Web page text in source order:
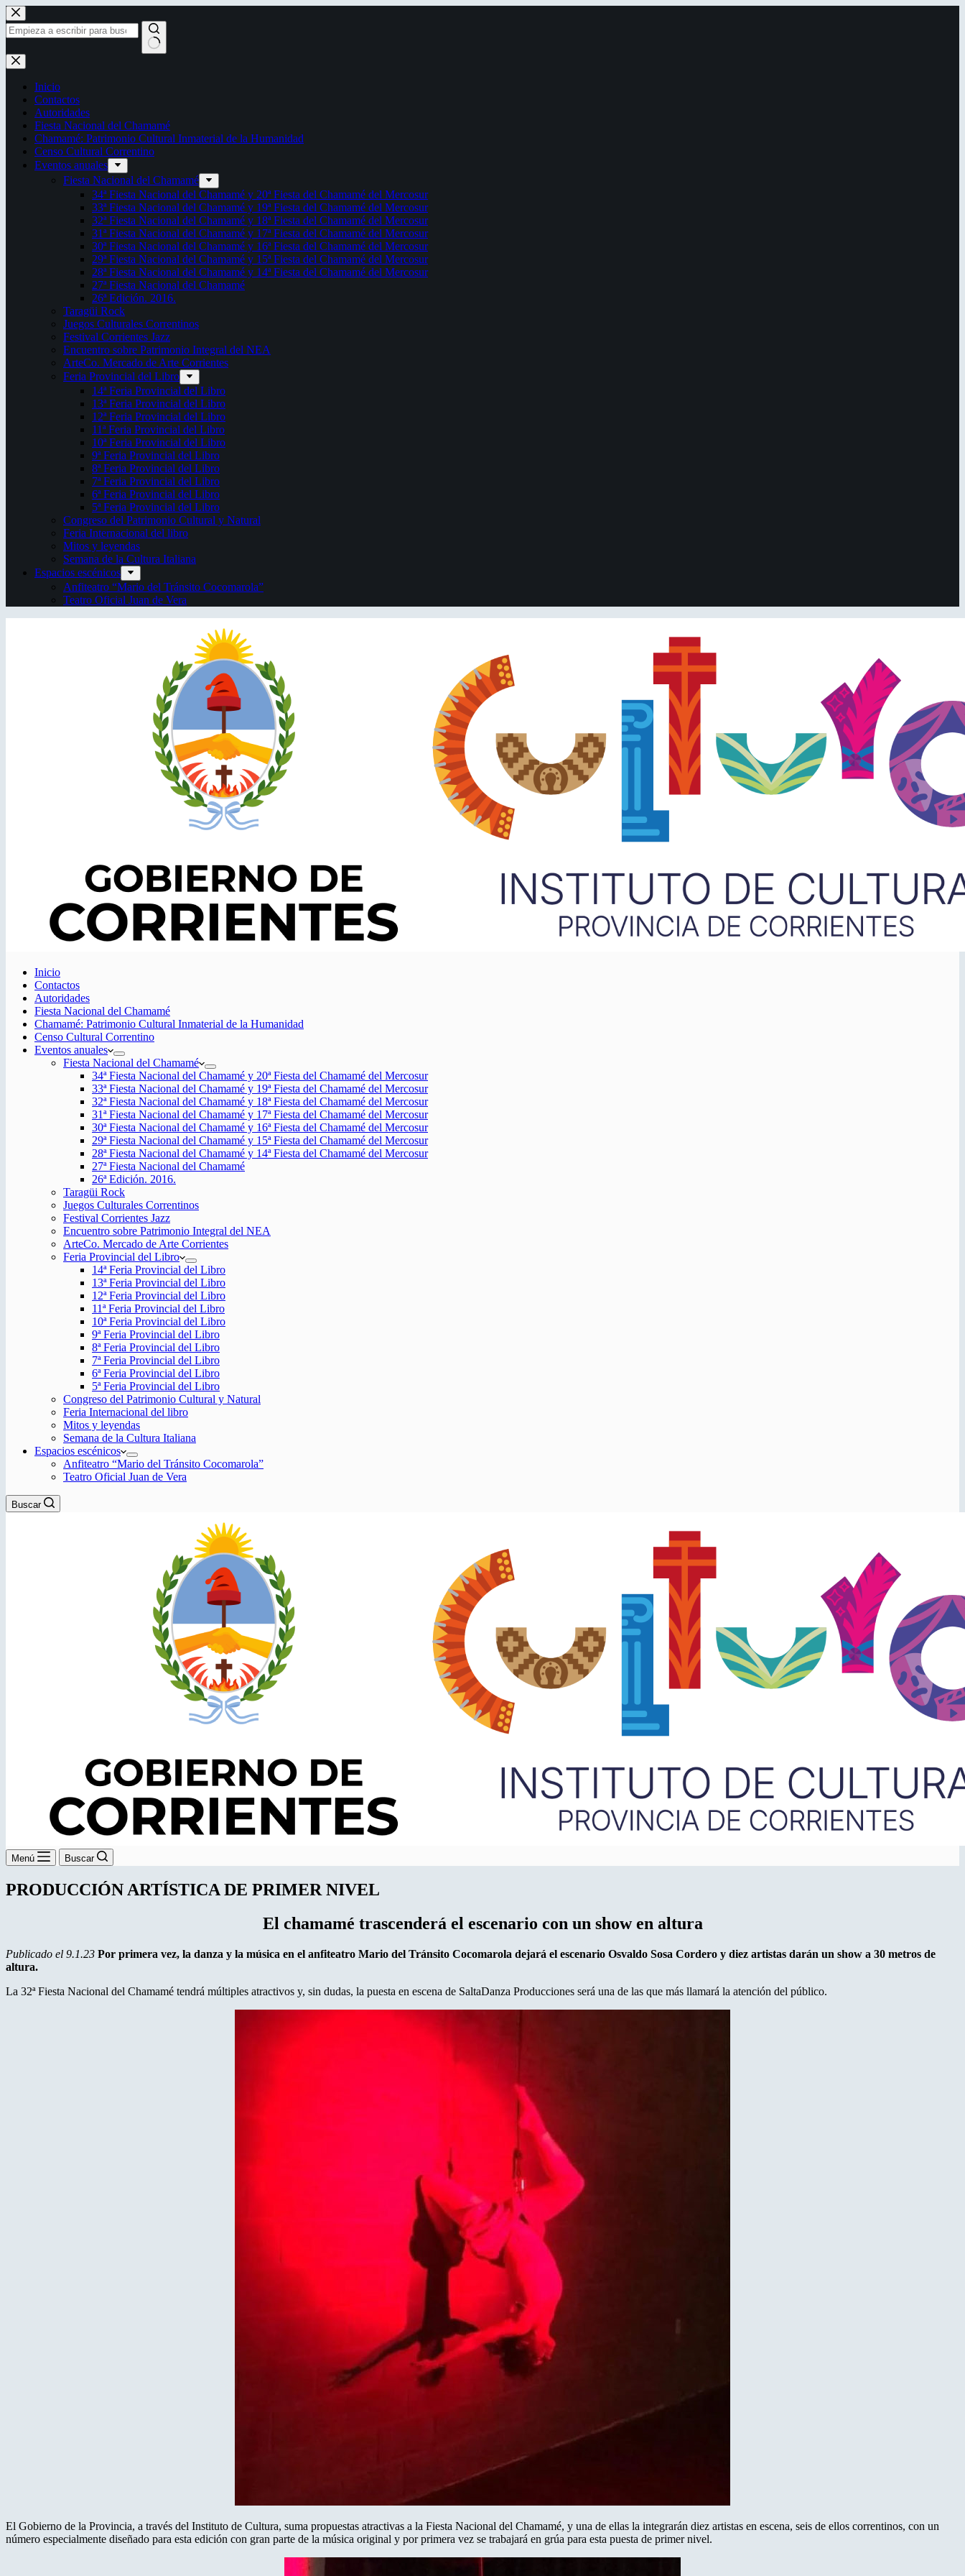
Saltar
al
contenido
Sin
resultados
Inicio
Contactos
Autoridades
Fiesta Nacional del Chamamé
Chamamé: Patrimonio Cultural Inmaterial de la Humanidad
Censo Cultural Correntino
Eventos anuales
Fiesta Nacional del Chamamé
34ª Fiesta Nacional del Chamamé y 20ª Fiesta del Chamamé del Mercosur
33ª Fiesta Nacional del Chamamé y 19ª Fiesta del Chamamé del Mercosur
32ª Fiesta Nacional del Chamamé y 18ª Fiesta del Chamamé del Mercosur
31ª Fiesta Nacional del Chamamé y 17ª Fiesta del Chamamé del Mercosur
30ª Fiesta Nacional del Chamamé y 16ª Fiesta del Chamamé del Mercosur
29ª Fiesta Nacional del Chamamé y 15ª Fiesta del Chamamé del Mercosur
28ª Fiesta Nacional del Chamamé y 14ª Fiesta del Chamamé del Mercosur
27ª Fiesta Nacional del Chamamé
26ª Edición. 2016.
Taragüi Rock
Juegos Culturales Correntinos
Festival Corrientes Jazz
Encuentro sobre Patrimonio Integral del NEA
ArteCo. Mercado de Arte Corrientes
Feria Provincial del Libro
14ª Feria Provincial del Libro
13ª Feria Provincial del Libro
12ª Feria Provincial del Libro
11ª Feria Provincial del Libro
10ª Feria Provincial del Libro
9ª Feria Provincial del Libro
8ª Feria Provincial del Libro
7ª Feria Provincial del Libro
6ª Feria Provincial del Libro
5ª Feria Provincial del Libro
Congreso del Patrimonio Cultural y Natural
Feria Internacional del libro
Mitos y leyendas
Semana de la Cultura Italiana
Espacios escénicos
Anfiteatro “Mario del Tránsito Cocomarola”
Teatro Oficial Juan de Vera
Inicio
Contactos
Autoridades
Fiesta Nacional del Chamamé
Chamamé: Patrimonio Cultural Inmaterial de la Humanidad
Censo Cultural Correntino
Eventos anuales
Fiesta Nacional del Chamamé
34ª Fiesta Nacional del Chamamé y 20ª Fiesta del Chamamé del Mercosur
33ª Fiesta Nacional del Chamamé y 19ª Fiesta del Chamamé del Mercosur
32ª Fiesta Nacional del Chamamé y 18ª Fiesta del Chamamé del Mercosur
31ª Fiesta Nacional del Chamamé y 17ª Fiesta del Chamamé del Mercosur
30ª Fiesta Nacional del Chamamé y 16ª Fiesta del Chamamé del Mercosur
29ª Fiesta Nacional del Chamamé y 15ª Fiesta del Chamamé del Mercosur
28ª Fiesta Nacional del Chamamé y 14ª Fiesta del Chamamé del Mercosur
27ª Fiesta Nacional del Chamamé
26ª Edición. 2016.
Taragüi Rock
Juegos Culturales Correntinos
Festival Corrientes Jazz
Encuentro sobre Patrimonio Integral del NEA
ArteCo. Mercado de Arte Corrientes
Feria Provincial del Libro
14ª Feria Provincial del Libro
13ª Feria Provincial del Libro
12ª Feria Provincial del Libro
11ª Feria Provincial del Libro
10ª Feria Provincial del Libro
9ª Feria Provincial del Libro
8ª Feria Provincial del Libro
7ª Feria Provincial del Libro
6ª Feria Provincial del Libro
5ª Feria Provincial del Libro
Congreso del Patrimonio Cultural y Natural
Feria Internacional del libro
Mitos y leyendas
Semana de la Cultura Italiana
Espacios escénicos
Anfiteatro “Mario del Tránsito Cocomarola”
Teatro Oficial Juan de Vera
Buscar
Menú Buscar
PRODUCCIÓN ARTÍSTICA DE PRIMER NIVEL
El chamamé trascenderá el escenario con un show en altura
Publicado el 9.1.23 Por primera vez, la danza y la música en el anfiteatro Mario del Tránsito Cocomarola dejará el escenario Osvaldo Sosa Cordero y diez artistas darán un show a 30 metros de
altura.
La 32ª Fiesta Nacional del Chamamé tendrá múltiples atractivos y, sin dudas, la puesta en escena de SaltaDanza Producciones será una de las que más llamará la atención del público.
El Gobierno de la Provincia, a través del Instituto de Cultura, suma propuestas atractivas a la Fiesta Nacional del Chamamé, y una de ellas la integrarán diez artistas en escena, seis de ellos correntinos, con un
número especialmente diseñado para esta edición con gran parte de la música original y por primera vez se trabajará en grúa para esta puesta de primer nivel.